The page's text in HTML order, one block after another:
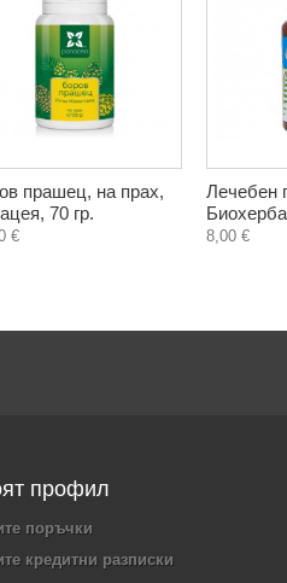
прашец, на прах,
70 гр.
€
Лечебен
8,00 €
профил
поръчки
кредитни разписки